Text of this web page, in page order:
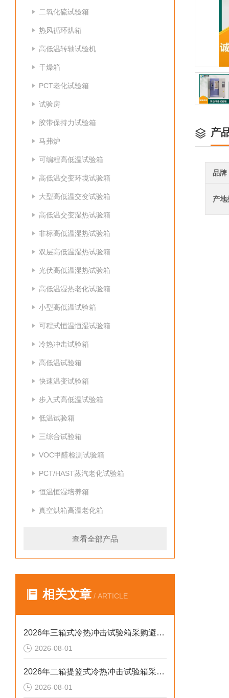
二氧化硫试验箱
热风循环烘箱
高低温转轴试验机
干燥箱
PCT老化试验箱
试验房
胶带保持力试验箱
马弗炉
可编程高低温试验箱
高低温交变环境试验箱
大型高低温交变试验箱
高低温交变湿热试验箱
非标高低温湿热试验箱
双层高低温湿热试验箱
光伏高低温湿热试验箱
高低温湿热老化试验箱
小型高低温试验箱
可程式恒温恒湿试验箱
冷热冲击试验箱
高低温试验箱
快速温变试验箱
步入式高低温试验箱
低温试验箱
三综合试验箱
VOC甲醛检测试验箱
PCT/HAST蒸汽老化试验箱
恒温恒湿培养箱
真空烘箱高温老化箱
查看全部产品
相关文章 / ARTICLE
2026年三箱式冷热冲击试验箱采购避坑：静测工况、参数与合规选型逻辑
2026-08-01
2026年二箱提篮式冷热冲击试验箱采购避坑：参数、工况与合规逻辑
2026-08-01
产
品牌
产地